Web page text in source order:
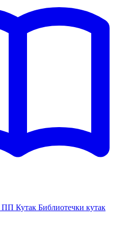
ПП Кутак Библиотечки кутак